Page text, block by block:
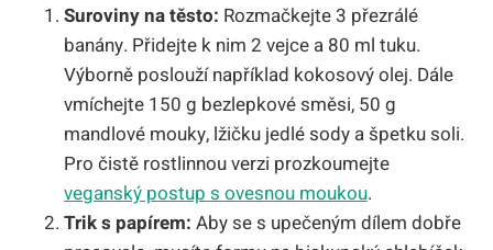
Suroviny na těsto: Rozmačkejte 3 přezrálé
banány. Přidejte k nim 2 vejce a 80 ml tuku.
Výborně poslouží například kokosový olej. Dále
vmíchejte 150 g bezlepkové směsi, 50 g
mandlové mouky, lžičku jedlé sody a špetku soli.
Pro čistě rostlinnou verzi prozkoumejte
veganský postup s ovesnou moukou.
Trik s papírem: Aby se s upečeným dílem dobře